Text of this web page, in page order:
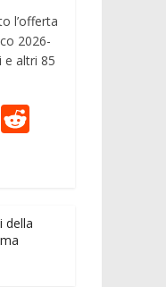
l’offerta
2026-
e altri 85
M
t
della